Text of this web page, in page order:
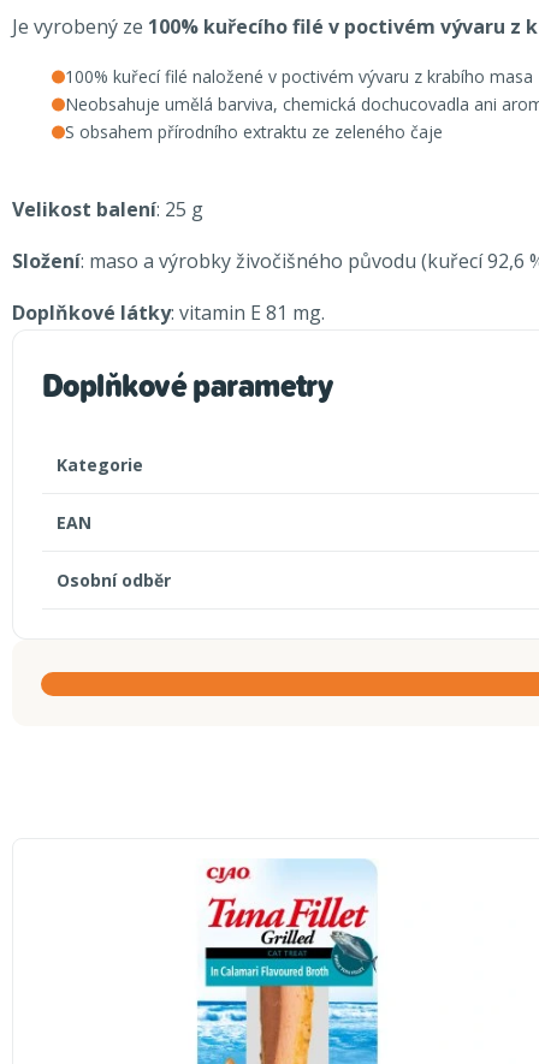
Je vyrobený ze 100% kuřecího filé v poctivém vývaru z
100% kuřecí filé naložené v poctivém vývaru z krabího masa
Neobsahuje umělá barviva, chemická dochucovadla ani
S obsahem přírodního extraktu ze zeleného čaje
Velikost balení: 25 g
Složení: maso a výrobky živočišného původu (kuřecí 92,6
Doplňkové látky: vitamin E 81 mg.
Doplňkové parametry
Kategorie
EAN
Osobní odběr